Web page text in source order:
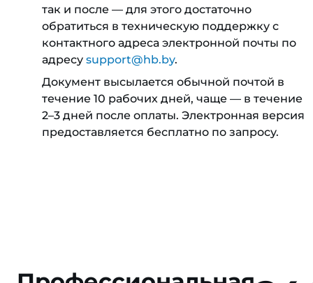
так и после — для этого достаточно
обратиться в техническую поддержку с
контактного адреса электронной почты по
адресу support@hb.by.
Документ высылается обычной почтой в
течение 10 рабочих дней, чаще — в течение
2–3 дней после оплаты. Электронная версия
предоставляется бесплатно по запросу.